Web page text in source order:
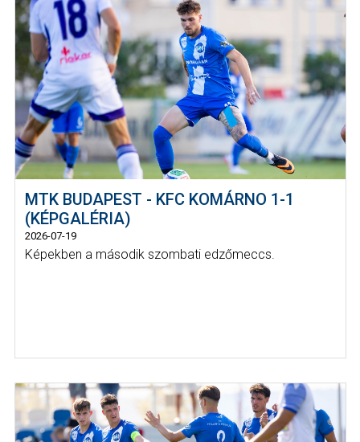
MTK BUDAPEST - KFC KOMÁRNO 1-1
(KÉPGALÉRIA)
2026-07-19
Képekben a második szombati edzőmeccs.